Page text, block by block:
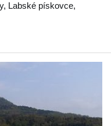
, Labské pískovce,